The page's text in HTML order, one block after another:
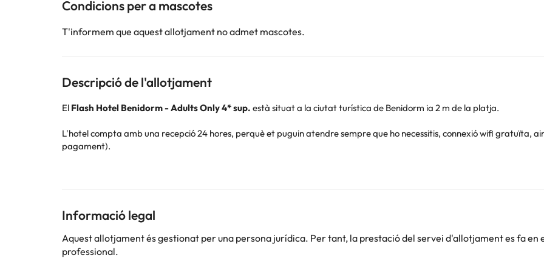
Condicions per a mascotes
T'informem que aquest allotjament no admet mascotes.
Descripció de l'allotjament
El Flash Hotel Benidorm - Adults Only 4* sup. està situat a la ciutat turística de Benidorm ia 2 m de la platja.
L'hotel compta amb una recepció 24 hores, perquè et puguin atendre sempre que ho necessitis, connexió wifi gratuïta,
pagament).
A més, en temporada d'estiu podràs aprofitar per desconnectar prenent el sol i fent una capbussada a la piscina
Les habitacions disposen d'aire condicionat i calefacció, televisió, telèfon, taula-escriptori, caixa forta (de pagament),
banyera, assecador de cabell, mirall d'augment i amenities.
La Platja de Llevant és a només 2 metres de l'hotel, a més el centre de la ciutat, on podràs trobar una gran varietat de
Reserva ja al
Informació legal
Aquest allotjament és gestionat per una persona jurídica. Per tant, la prestació del servei d'allotjament es fa
professional.